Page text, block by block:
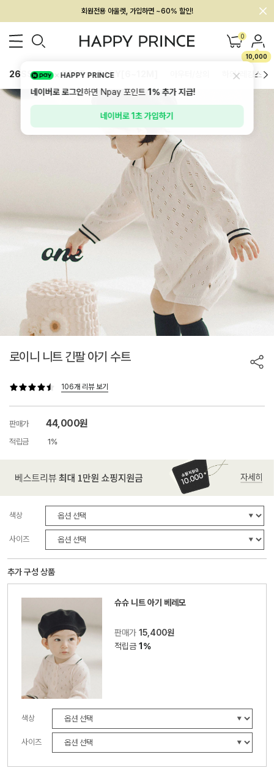
회원전용 아울렛, 가입하면 ~60% 할인!
멤버십 최대 28,000원 혜택 0
10,000
26SS 신상 BEST BABY[6~12M] 하의/레깅스
로이니 니트 긴팔 아기 수트
106개 리뷰 보기
판매가 44,000원
적립금 1%
색상
사이즈
추가 구성 상품
슈슈 니트 아기 베레모
판매가15,400원
적립금1%
색상
사이즈
HAPPY PRINCE
네이버로 로그인하면 Npay 포인트1%추가 지급!
네이버로 1초 가입하기